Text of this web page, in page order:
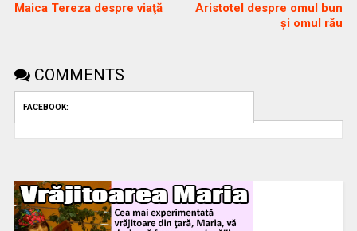
Maica Tereza despre viaţă
Aristotel despre omul bun
și omul rău
COMMENTS
FACEBOOK: